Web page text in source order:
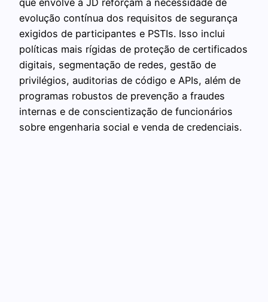
que envolve a JD reforçam a necessidade de
evolução contínua dos requisitos de segurança
exigidos de participantes e PSTIs. Isso inclui
políticas mais rígidas de proteção de certificados
digitais, segmentação de redes, gestão de
privilégios, auditorias de código e APIs, além de
programas robustos de prevenção a fraudes
internas e de conscientização de funcionários
sobre engenharia social e venda de credenciais.